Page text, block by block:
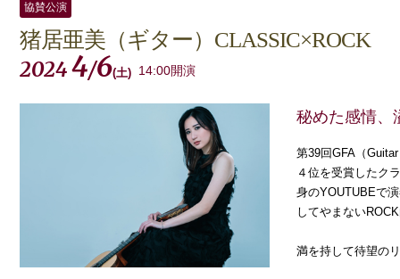
協賛公演
猪居亜美（ギター）CLASSIC×ROCK
20244/6(土) 14:00開演
秘めた感情、
第39回GFA（
４位を受賞したク
身のYOUTUBEで
してやまない
満を持して待望の